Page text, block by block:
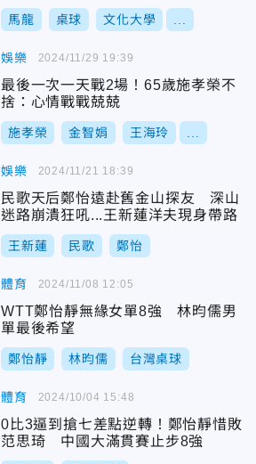
馬龍 桌球 文化大學
娛樂
最後一次一天戰2場！65歲施孝榮不
捨：心情戰戰兢兢
施孝榮 金智娟 王海玲
2024/11/29 19:39
娛樂
民歌天后鄭怡遠赴舊金山探友 深山
迷路崩潰狂吼...王新蓮洋夫現身帶路
王新蓮 民歌 鄭怡
2024/11/21 18:39
體育
WTT鄭怡靜無緣女單8強 林昀儒男
單最後希望
鄭怡靜 林昀儒 台灣桌球
2024/11/08 12:05
體育
0比3逼到搶七差點逆轉！鄭怡靜惜敗
范思琦 中國大滿貫賽止步8強
2024/10/04 15:48